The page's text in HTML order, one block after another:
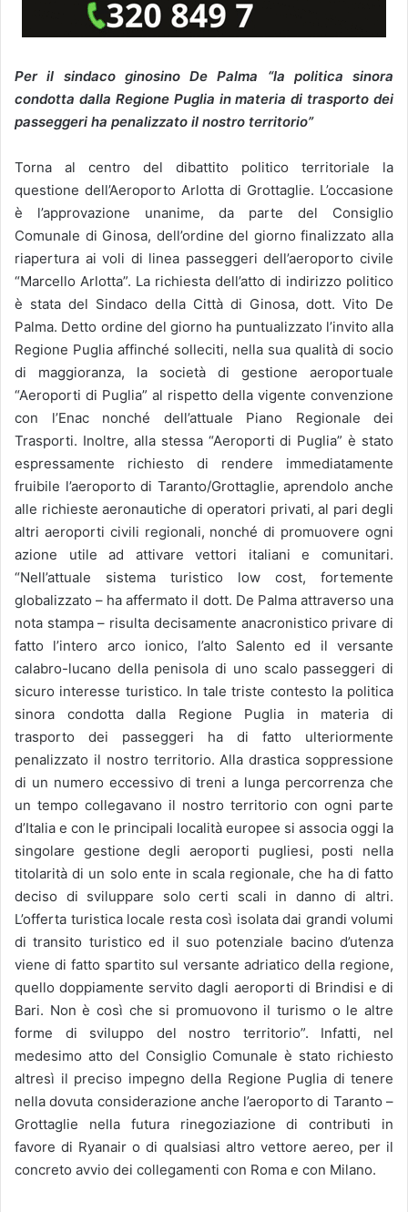
Per il sindaco ginosino De Palma “la politica sinora
condotta dalla Regione Puglia in materia di trasporto dei
passeggeri ha penalizzato il nostro territorio”
Torna al centro del dibattito politico territoriale la
questione dell’Aeroporto Arlotta di Grottaglie. L’occasione
è l’approvazione unanime, da parte del Consiglio
Comunale di Ginosa, dell’ordine del giorno finalizzato alla
riapertura ai voli di linea passeggeri dell’aeroporto civile
“Marcello Arlotta”. La richiesta dell’atto di indirizzo politico
è stata del Sindaco della Città di Ginosa, dott. Vito De
Palma. Detto ordine del giorno ha puntualizzato l’invito alla
Regione Puglia affinché solleciti, nella sua qualità di socio
di maggioranza, la società di gestione aeroportuale
“Aeroporti di Puglia” al rispetto della vigente convenzione
con l’Enac nonché dell’attuale Piano Regionale dei
Trasporti. Inoltre, alla stessa “Aeroporti di Puglia” è stato
espressamente richiesto di rendere immediatamente
fruibile l’aeroporto di Taranto/Grottaglie, aprendolo anche
alle richieste aeronautiche di operatori privati, al pari degli
altri aeroporti civili regionali, nonché di promuovere ogni
azione utile ad attivare vettori italiani e comunitari.
“Nell’attuale sistema turistico low cost, fortemente
globalizzato – ha affermato il dott. De Palma attraverso una
nota stampa – risulta decisamente anacronistico privare di
fatto l’intero arco ionico, l’alto Salento ed il versante
calabro-lucano della penisola di uno scalo passeggeri di
sicuro interesse turistico. In tale triste contesto la politica
sinora condotta dalla Regione Puglia in materia di
trasporto dei passeggeri ha di fatto ulteriormente
penalizzato il nostro territorio. Alla drastica soppressione
di un numero eccessivo di treni a lunga percorrenza che
un tempo collegavano il nostro territorio con ogni parte
d’Italia e con le principali località europee si associa oggi la
singolare gestione degli aeroporti pugliesi, posti nella
titolarità di un solo ente in scala regionale, che ha di fatto
deciso di sviluppare solo certi scali in danno di altri.
L’offerta turistica locale resta così isolata dai grandi volumi
di transito turistico ed il suo potenziale bacino d’utenza
viene di fatto spartito sul versante adriatico della regione,
quello doppiamente servito dagli aeroporti di Brindisi e di
Bari. Non è così che si promuovono il turismo o le altre
forme di sviluppo del nostro territorio”. Infatti, nel
medesimo atto del Consiglio Comunale è stato richiesto
altresì il preciso impegno della Regione Puglia di tenere
nella dovuta considerazione anche l’aeroporto di Taranto –
Grottaglie nella futura rinegoziazione di contributi in
favore di Ryanair o di qualsiasi altro vettore aereo, per il
concreto avvio dei collegamenti con Roma e con Milano.